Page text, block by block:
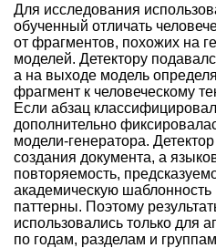
Для исследования
обученный отличать
от фрагментов, похожих на
моделей. Детектору
а на выходе модель
фрагмент к человеческому
Если абзац
дополнительно
модели-генератора.
создания документа, а
повторяемость,
академическую шаблонность
паттерны. Поэтому
использовались только для
по годам, разделам и